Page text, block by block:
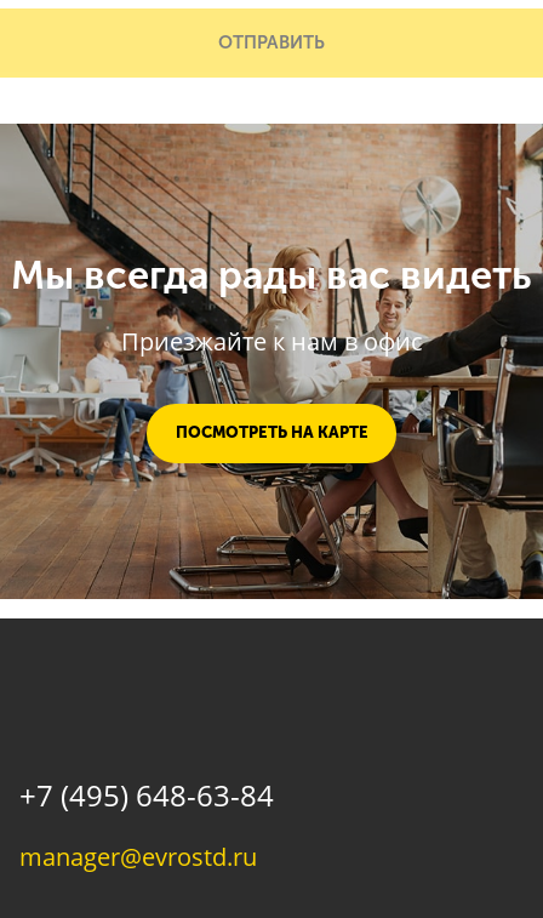
ОТПРАВИТЬ
Мы всегда рады вас видеть
Приезжайте к нам в офис
ПОСМОТРЕТЬ НА КАРТЕ
+7 (495) 648-63-84
manager@evrostd.ru